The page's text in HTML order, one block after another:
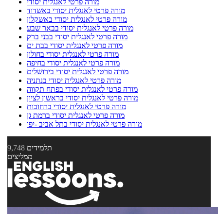
מורה פרטי לאנגלית יסודי באשדוד
מורה פרטי לאנגלית יסודי באשקלון
מורה פרטי לאנגלית יסודי בבאר שבע
מורה פרטי לאנגלית יסודי בבני ברק
מורה פרטי לאנגלית יסודי בבת ים
מורה פרטי לאנגלית יסודי בחולון
מורה פרטי לאנגלית יסודי בחיפה
מורה פרטי לאנגלית יסודי בירושלים
מורה פרטי לאנגלית יסודי בנתניה
מורה פרטי לאנגלית יסודי בפתח תקווה
מורה פרטי לאנגלית יסודי בראשון לציון
מורה פרטי לאנגלית יסודי ברחובות
מורה פרטי לאנגלית יסודי ברמת גן
מורה פרטי לאנגלית יסודי בתל אביב -יפו
9,748 תלמידים
ממליצים